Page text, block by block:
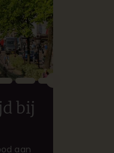
bij
aan